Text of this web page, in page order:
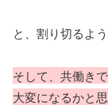
と、割り切るよ
そして、共働き
大変になるかと